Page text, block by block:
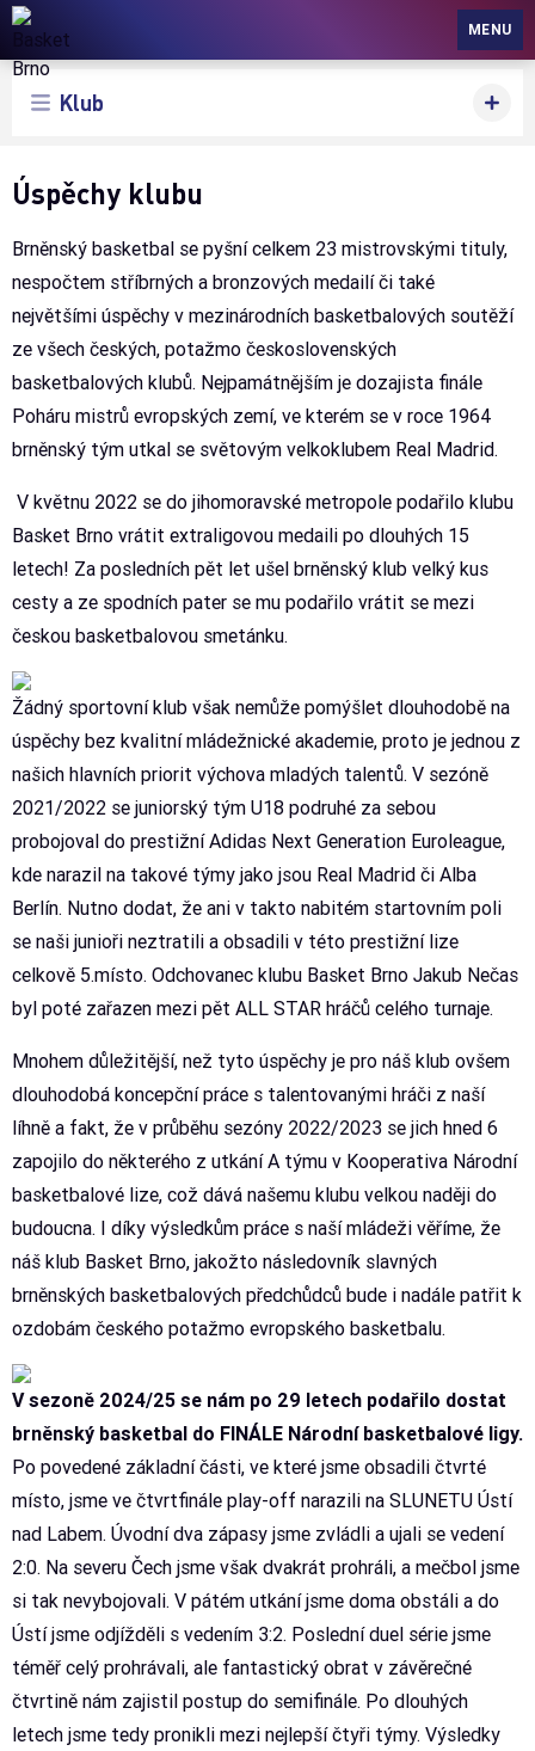
Basket Brno
MENU
Klub
Úspěchy klubu
Brněnský basketbal se pyšní celkem 23 mistrovskými tituly,
nespočtem stříbrných a bronzových medailí či také
největšími úspěchy v mezinárodních basketbalových soutěží
ze všech českých, potažmo československých
basketbalových klubů. Nejpamátnějším je dozajista finále
Poháru mistrů evropských zemí, ve kterém se v roce 1964
brněnský tým utkal se světovým velkoklubem Real Madrid.
V květnu 2022 se do jihomoravské metropole podařilo klubu
Basket Brno vrátit extraligovou medaili po dlouhých 15
letech! Za posledních pět let ušel brněnský klub velký kus
cesty a ze spodních pater se mu podařilo vrátit se mezi
českou basketbalovou smetánku.
Žádný sportovní klub však nemůže pomýšlet dlouhodobě na
úspěchy bez kvalitní mládežnické akademie, proto je jednou z
našich hlavních priorit výchova mladých talentů. V sezóně
2021/2022 se juniorský tým U18 podruhé za sebou
probojoval do prestižní Adidas Next Generation Euroleague,
kde narazil na takové týmy jako jsou Real Madrid či Alba
Berlín. Nutno dodat, že ani v takto nabitém startovním poli
se naši junioři neztratili a obsadili v této prestižní lize
celkově 5.místo. Odchovanec klubu Basket Brno Jakub Nečas
byl poté zařazen mezi pět ALL STAR hráčů celého turnaje.
Mnohem důležitější, než tyto úspěchy je pro náš klub ovšem
dlouhodobá koncepční práce s talentovanými hráči z naší
líhně a fakt, že v průběhu sezóny 2022/2023 se jich hned 6
zapojilo do některého z utkání A týmu v Kooperativa Národní
basketbalové lize, což dává našemu klubu velkou naději do
budoucna. I díky výsledkům práce s naší mládeži věříme, že
náš klub Basket Brno, jakožto následovník slavných
brněnských basketbalových předchůdců bude i nadále patřit k
ozdobám českého potažmo evropského basketbalu.
V sezoně 2024/25 se nám po 29 letech podařilo dostat
brněnský basketbal do FINÁLE Národní basketbalové ligy.
Po povedené základní části, ve které jsme obsadili čtvrté
místo, jsme ve čtvrtfinále play-off narazili na SLUNETU Ústí
nad Labem. Úvodní dva zápasy jsme zvládli a ujali se vedení
2:0. Na severu Čech jsme však dvakrát prohráli, a mečbol jsme
si tak nevybojovali. V pátém utkání jsme doma obstáli a do
Ústí jsme odjížděli s vedením 3:2. Poslední duel série jsme
téměř celý prohrávali, ale fantastický obrat v závěrečné
čtvrtině nám zajistil postup do semifinále. Po dlouhých
letech jsme tedy pronikli mezi nejlepší čtyři týmy. Výsledky